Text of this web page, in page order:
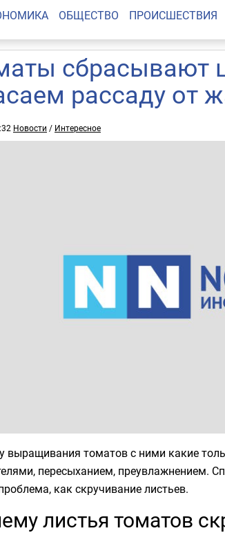
ОБЩЕСТВО ПРОИСШЕСТВИЯ
сбрасывают
рассаду от
Новости / Интересное
выращивания томатов с ними какие
пересыханием, преувлажнением.
как скручивание листьев.
листья томатов